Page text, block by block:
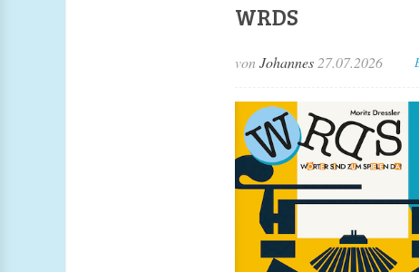
WRDS
vonJohannes 27.07.2026